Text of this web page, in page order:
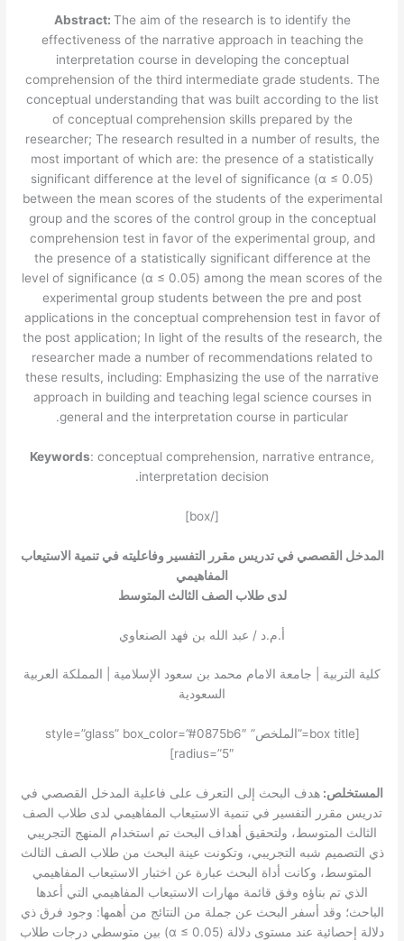
Abstract: The aim of the research is to identify the
effectiveness of the narrative approach in teaching the
interpretation course in developing the conceptual
comprehension of the third intermediate grade students. The
conceptual understanding that was built according to the list
of conceptual comprehension skills prepared by the
researcher; The research resulted in a number of results, the
most important of which are: the presence of a statistically
significant difference at the level of significance (α ≤ 0.05)
between the mean scores of the students of the experimental
group and the scores of the control group in the conceptual
comprehension test in favor of the experimental group, and
the presence of a statistically significant difference at the
level of significance (α ≤ 0.05) among the mean scores of the
experimental group students between the pre and post
applications in the conceptual comprehension test in favor of
the post application; In light of the results of the research, the
researcher made a number of recommendations related to
these results, including: Emphasizing the use of the narrative
approach in building and teaching legal science courses in
general and the interpretation course in particular.
Keywords: conceptual comprehension, narrative entrance,
interpretation decision.
[/box]
المدخل القصصي في تدريس مقرر التفسير وفاعليته في تنمية الاستيعاب
المفاهيمي
لدى طلاب الصف الثالث المتوسط
أ.م.د / عبد الله بن فهد الصنعاوي
كلية التربية | جامعة الامام محمد بن سعود الإسلامية | المملكة العربية
السعودية
[box title=”الملخص” style=”glass” box_color=”#0875b6″
radius=”5″]
المستخلص: هدف البحث إلى التعرف على فاعلية المدخل القصصي في
تدريس مقرر التفسير في تنمية الاستيعاب المفاهيمي لدى طلاب الصف
الثالث المتوسط، ولتحقيق أهداف البحث تم استخدام المنهج التجريبي
ذي التصميم شبه التجريبي، وتكونت عينة البحث من طلاب الصف الثالث
المتوسط، وكانت أداة البحث عبارة عن اختبار الاستيعاب المفاهيمي
الذي تم بناؤه وفق قائمة مهارات الاستيعاب المفاهيمي التي أعدها
الباحث؛ وقد أسفر البحث عن جملة من النتائج من أهمها: وجود فرق ذي
دلالة إحصائية عند مستوى دلالة (
α≤ 0.05) بين متوسطي درجات طلاب